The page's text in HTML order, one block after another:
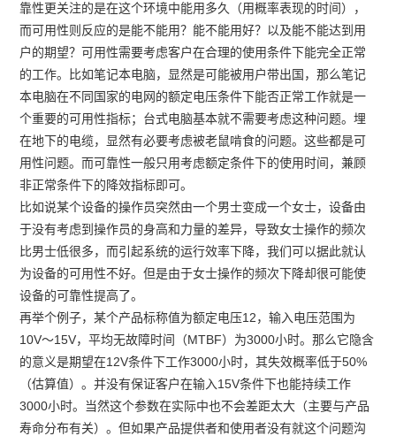
靠性更关注的是在这个环境中能用多久（用概率表现的时间），
而可用性则反应的是能不能用？能不能用好？以及能不能达到用
户的期望？可用性需要考虑客户在合理的使用条件下能完全正常
的工作。比如笔记本电脑，显然是可能被用户带出国，那么笔记
本电脑在不同国家的电网的额定电压条件下能否正常工作就是一
个重要的可用性指标；台式电脑基本就不需要考虑这种问题。埋
在地下的电缆，显然有必要考虑被老鼠啃食的问题。这些都是可
用性问题。而可靠性一般只用考虑额定条件下的使用时间，兼顾
非正常条件下的降效指标即可。
比如说某个设备的操作员突然由一个男士变成一个女士，设备由
于没有考虑到操作员的身高和力量的差异，导致女士操作的频次
比男士低很多，而引起系统的运行效率下降，我们可以据此就认
为设备的可用性不好。但是由于女士操作的频次下降却很可能使
设备的可靠性提高了。
再举个例子，某个产品标称值为额定电压12，输入电压范围为
10V～15V，平均无故障时间（MTBF）为3000小时。那么它隐含
的意义是期望在12V条件下工作3000小时，其失效概率低于50%
（估算值）。并没有保证客户在输入15V条件下也能持续工作
3000小时。当然这个参数在实际中也不会差距太大（主要与产品
寿命分布有关）。但如果产品提供者和使用者没有就这个问题沟